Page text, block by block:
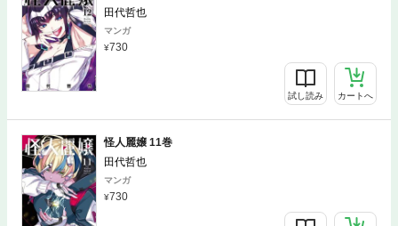
田代哲也
マンガ
730
試し読み カートへ
怪人麗嬢 11巻
田代哲也
マンガ
730